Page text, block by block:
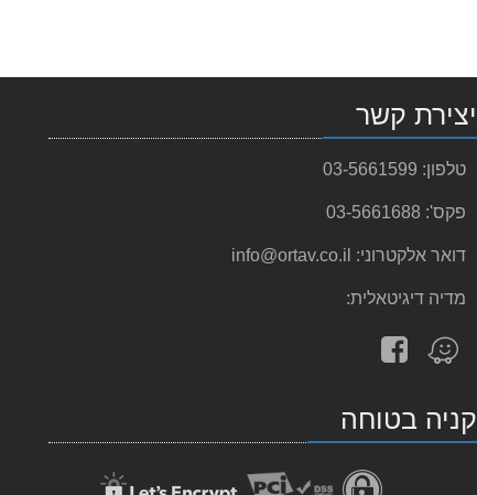
יצירת קשר
טלפון: 03-5661599
פקס': 03-5661688
דואר אלקטרוני: info@ortav.co.il
מדיה דיגיטאלית:
מצא
אותנו
Waze
facebookקניה בטוחה